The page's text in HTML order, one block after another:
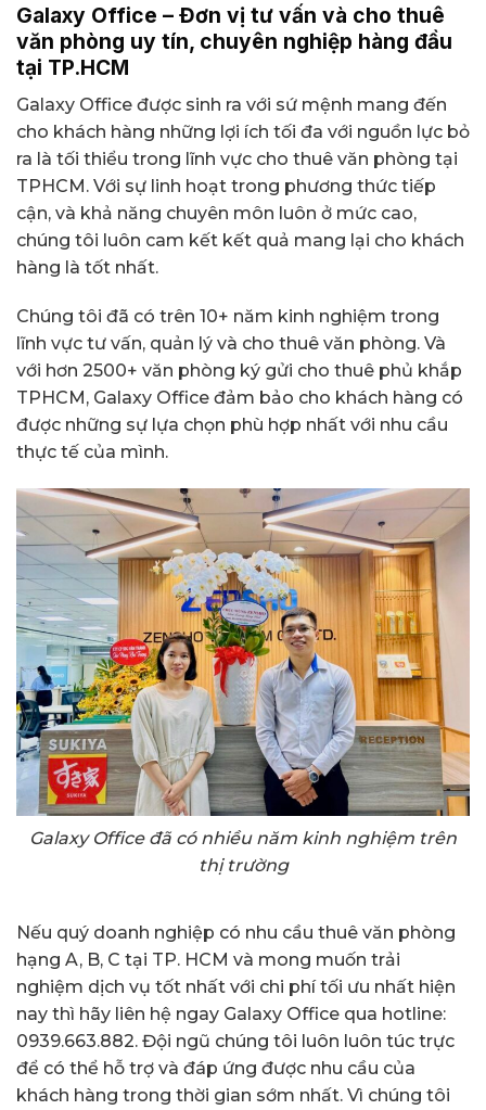
Galaxy Office – Đơn vị tư vấn và cho thuê
văn phòng uy tín, chuyên nghiệp hàng đầu
tại TP.HCM
Galaxy Office được sinh ra với sứ mệnh mang đến
cho khách hàng những lợi ích tối đa với nguồn lực bỏ
ra là tối thiểu trong lĩnh vực cho thuê văn phòng tại
TPHCM. Với sự linh hoạt trong phương thức tiếp
cận, và khả năng chuyên môn luôn ở mức cao,
chúng tôi luôn cam kết kết quả mang lại cho khách
hàng là tốt nhất.
Chúng tôi đã có trên 10+ năm kinh nghiệm trong
lĩnh vực tư vấn, quản lý và cho thuê văn phòng. Và
với hơn 2500+ văn phòng ký gửi cho thuê phủ khắp
TPHCM, Galaxy Office đảm bảo cho khách hàng có
được những sự lựa chọn phù hợp nhất với nhu cầu
thực tế của mình.
Galaxy Office đã có nhiều năm kinh nghiệm trên
thị trường
Nếu quý doanh nghiệp có nhu cầu thuê văn phòng
hạng A, B, C tại TP. HCM và mong muốn trải
nghiệm dịch vụ tốt nhất với chi phí tối ưu nhất hiện
nay thì hãy liên hệ ngay Galaxy Office qua hotline:
0939.663.882. Đội ngũ chúng tôi luôn luôn túc trực
để có thể hỗ trợ và đáp ứng được nhu cầu của
khách hàng trong thời gian sớm nhất. Vì chúng tôi